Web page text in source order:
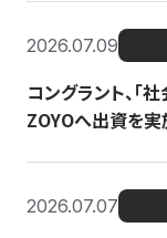
2026.07.09
コングラント、「
ZOYOへ出資を実
2026.07.07